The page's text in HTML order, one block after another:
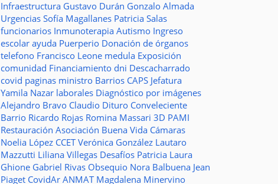
Infraestructura Gustavo Durán Gonzalo Almada
Urgencias Sofía Magallanes Patricia Salas
funcionarios Inmunoterapia Autismo Ingreso
escolar ayuda Puerperio Donación de órganos
telefono Francisco Leone medula Exposición
comunidad Financiamiento dni Descacharrado
covid paginas ministro Barrios CAPS Jefatura
Yamila Nazar laborales Diagnóstico por imágenes
Alejandro Bravo Claudio Dituro Conveleciente
Barrio Ricardo Rojas Romina Massari 3D PAMI
Restauración Asociación Buena Vida Cámaras
Noelia López CCETVerónica González Lautaro
Mazzutti Liliana Villegas Desafíos Patricia Laura
Ghione Gabriel Rivas Obsequio Nora Balbuena Jean
Piaget CovidAr ANMAT Magdalena Minervino